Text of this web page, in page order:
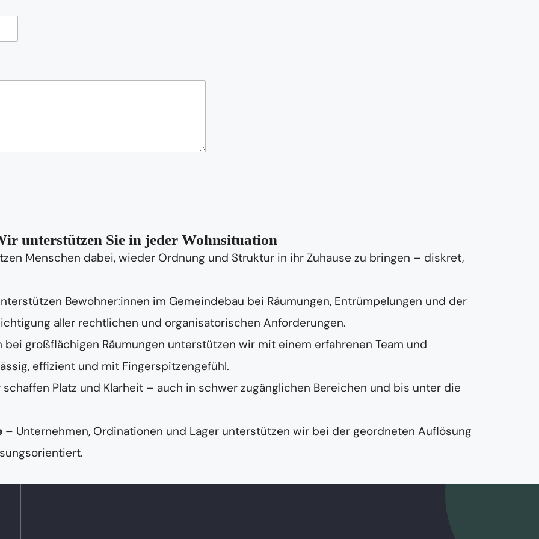
unterstützen Sie in jeder Wohnsituation
Menschen dabei, wieder Ordnung und Struktur in ihr Zuhause zu bringen – diskret,
Bewohner:innen im Gemeindebau bei Räumungen, Entrümpelungen und der
aller rechtlichen und organisatorischen Anforderungen.
bei großflächigen Räumungen unterstützen wir mit einem erfahrenen Team und
effizient und mit Fingerspitzengefühl.
schaffen Platz und Klarheit – auch in schwer zugänglichen Bereichen und bis unter die
– Unternehmen, Ordinationen und Lager unterstützen wir bei der geordneten Auflösung